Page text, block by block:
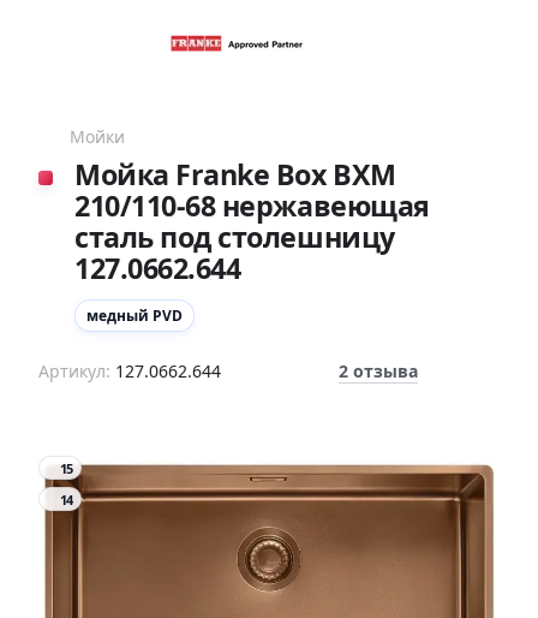
Мойки
Мойка Franke Box BXM
210/110-68 нержавеющая
сталь под столешницу
127.0662.644
медный PVD
Артикул: 127.0662.644 2 отзыва
15
14